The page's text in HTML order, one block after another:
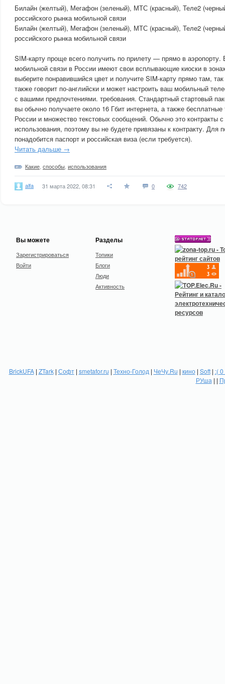
Билайн (желтый), Мегафон (зеленый), МТС (красный), Теле2
российского рынка мобильной связи
Билайн (желтый), Мегафон (зеленый), МТС (красный), Теле2
российского рынка мобильной связи
SIM-карту проще всего получить по прилету — прямо в аэропорту.
мобильной связи в России имеют свои всплывающие киоски в
выберите понравившийся цвет и получите SIM-карту прямо там,
также говорит по-английски и может настроить ваш мобильный
с вашими предпочтениями. требования. Стандартный стартовый
вы обычно получаете около 16 Гбит интернета, а также
России и множество текстовых сообщений. Обычно это контракты
использования, поэтому вы не будете привязаны к контракту. Для
понадобится паспорт и российская виза (если требуется).
Читать дальше →
Какие способы использования
alfa 31 марта 2022, 08:31 0 742
Вы можете
Зарегистрироваться
Войти
Разделы
Топики
Блоги
Люди
Активность
BrickUFA| ZTark| Софт| smetafor.ru | Техно-Голод | ЧеЧу.Ru | кино| Soft| :(
РУша | |